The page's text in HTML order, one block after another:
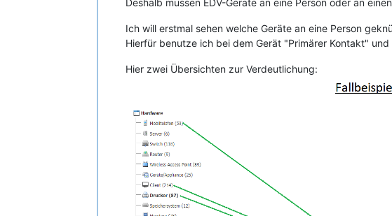
Deshalb müssen EDV-Geräte an eine Person oder an
Ich will erstmal sehen welche Geräte an eine Person
Hierfür benutze ich bei dem Gerät "Primärer Kontakt"
Hier zwei Übersichten zur Verdeutlichung: